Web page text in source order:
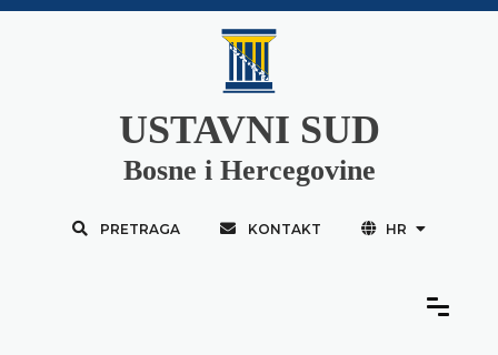
USTAVNI SUD
Bosne i Hercegovine
PRETRAGA KONTAKT HR